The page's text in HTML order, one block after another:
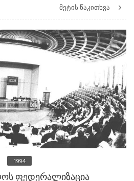
მეტის წაკითხვა
1994
ფედერალიზაცია